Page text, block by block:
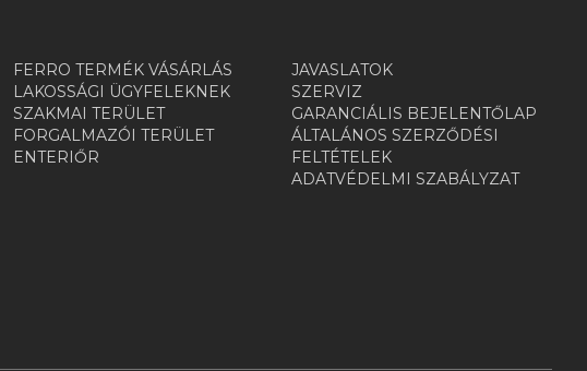
FERRO TERMÉK VÁSÁRLÁS
LAKOSSÁGI ÜGYFELEKNEK
SZAKMAI TERÜLET
FORGALMAZÓI TERÜLET
ENTERIŐR
JAVASLATOK
SZERVIZ
GARANCIÁLIS BEJELENTŐLAP
ÁLTALÁNOS SZERZŐDÉSI
FELTÉTELEK
ADATVÉDELMI SZABÁLYZAT